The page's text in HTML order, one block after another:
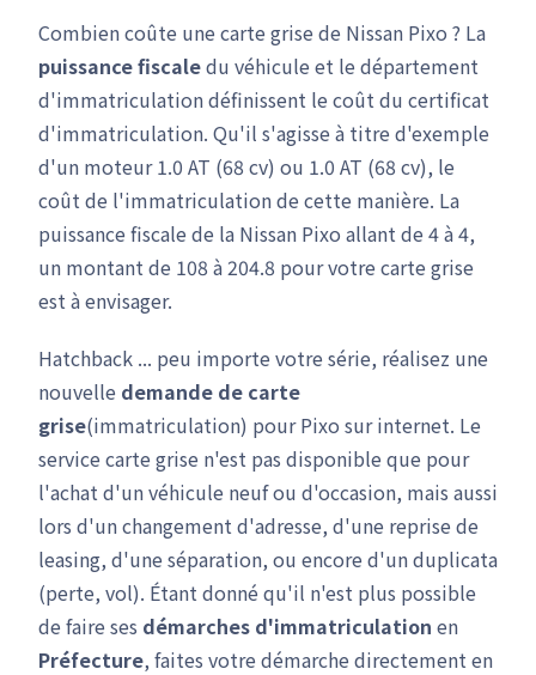
Combien coûte une carte grise de Nissan Pixo ? La
puissance fiscaledu véhicule et le département
d'immatriculation définissent le coût du certificat
d'immatriculation. Qu'il s'agisse à titre d'exemple
d'un moteur 1.0 AT (68 cv) ou 1.0 AT (68 cv), le
coût de l'immatriculation de cette manière. La
puissance fiscale de la Nissan Pixo allant de 4 à 4,
un montant de 108 à 204.8 pour votre carte grise
est à envisager.
Hatchback ... peu importe votre série, réalisez une
nouvelle demande de carte
grise(immatriculation) pour Pixo sur internet. Le
service carte grise n'est pas disponible que pour
l'achat d'un véhicule neuf ou d'occasion, mais aussi
lors d'un changement d'adresse, d'une reprise de
leasing, d'une séparation, ou encore d'un duplicata
(perte, vol). Étant donné qu'il n'est plus possible
de faire ses démarches d'immatriculation en
Préfecture, faites votre démarche directement en